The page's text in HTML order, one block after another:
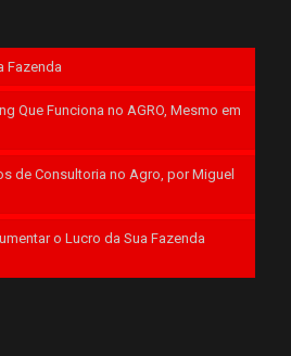
Fazenda
Que Funciona no AGRO, Mesmo em
de Consultoria no Agro, por Miguel
o Lucro da Sua Fazenda